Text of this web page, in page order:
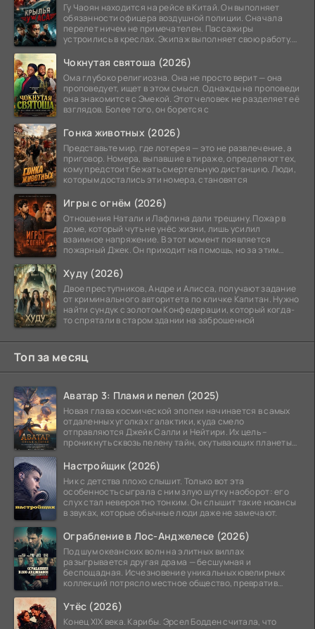
Гу Чаоян находится на рейсе в Китай. Он выполняет
обязанности офицера воздушной полиции. Сначала
перелет ничем не примечателен. Пассажиры
устроились в креслах. Экипаж выполняет свою работу.
Чокнутая святоша (2026)
Ома глубоко религиозна. Она не просто верит — она
проповедует, ищет в этом смысл. Однажды на проповеди
она знакомится с Эмекой. Этот человек не разделяет её
взглядов. Более того, он борется с
Гонка животных (2026)
Представьте мир, где лотерея — это не развлечение, а
приговор. Номера, выпавшие в тираже, определяют тех,
кому предстоит бежать смертельную дистанцию. Люди,
которым достались эти номера, становятся
Игры с огнём (2026)
Отношения Натали и Лафлина дали трещину. Пожар в
доме, который чуть не унёс жизни, лишь усилил
взаимное напряжение. В этот момент появляется
пожарный Джек. Он приходит на помощь, но за этим
Худу (2026)
Двое преступников, Андре и Алисса, получают задание
от криминального авторитета по кличке Капитан. Нужно
найти сундук с золотом Конфедерации, который когда-
то спрятали в старом здании на заброшенной
Топ за месяц
Аватар 3: Пламя и пепел (2025)
Новая глава космической эпопеи начинается в самых
отдаленных уголках галактики, куда смело
отправляются Джейк Салли и Нейтири. Их цель –
проникнуть сквозь пелену тайн, окутывающих планеты
Настройщик (2026)
Ник с детства плохо слышит. Только вот эта
особенность сыграла с ним злую шутку наоборот: его
слух стал невероятно тонким. Он слышит такие нюансы
в звуках, которые обычные люди даже не замечают.
Ограбление в Лос-Анджелесе (2026)
Под шум океанских волн на элитных виллах
разыгрывается другая драма — бесшумная и
беспощадная. Исчезновение уникальных ювелирных
коллекций потрясло местное общество, превратив
Утёс (2026)
Конец XIX века. Карибы. Эрсел Бодден считала, что